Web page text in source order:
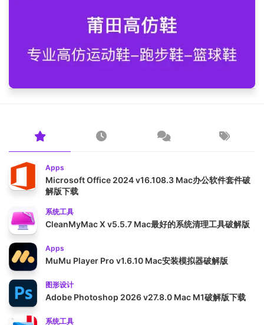
Apps
Microsoft Office 2024 v16.108.3 Mac办公软件套件破
解版下载
系统工具
CleanMyMac X v5.5.7 Mac最好的系统清理工具破解版
Apps
MuMu Player Pro v1.6.10 Mac安装模拟器破解版
图形设计
Adobe Photoshop 2026 v27.8.0 Mac M1破解版下载
系统工具